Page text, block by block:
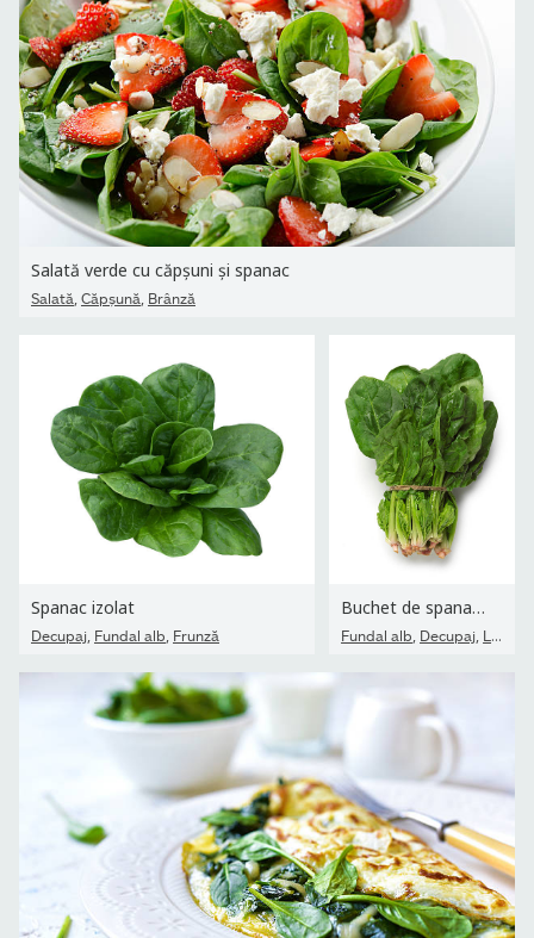
Salată verde cu căpșuni și spanac
Salată, Căpşună, Brânză
Spanac izolat
Decupaj, Fundal alb, Frunză
Buchet de spanac izolat pe fundal alb
Fundal alb, Decupaj, Legumă